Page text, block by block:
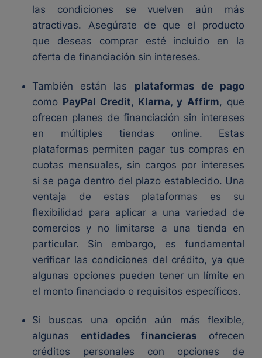
las condiciones se vuelven aún más
atractivas. Asegúrate de que el producto
que deseas comprar esté incluido en la
oferta de financiación sin intereses.
También están las plataformas de pago
como PayPal Credit, Klarna, y Affirm, que
ofrecen planes de financiación sin intereses
en múltiples tiendas online. Estas
plataformas permiten pagar tus compras en
cuotas mensuales, sin cargos por intereses
si se paga dentro del plazo establecido. Una
ventaja de estas plataformas es su
flexibilidad para aplicar a una variedad de
comercios y no limitarse a una tienda en
particular. Sin embargo, es fundamental
verificar las condiciones del crédito, ya que
algunas opciones pueden tener un límite en
el monto financiado o requisitos específicos.
Si buscas una opción aún más flexible,
algunas entidades financieras ofrecen
créditos personales con opciones de